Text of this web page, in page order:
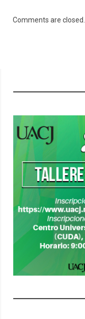
Comments are closed.